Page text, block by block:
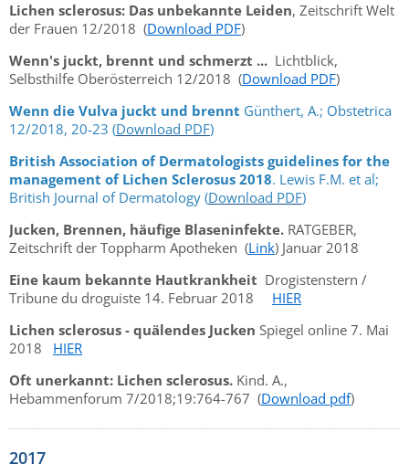
Lichen sclerosus: Das unbekannte Leiden, Zeitschrift Welt
der Frauen 12/2018 (Download PDF)
Wenn's juckt, brennt und schmerzt ... Lichtblick,
Selbsthilfe Oberösterreich 12/2018 (Download PDF)
Wenn die Vulva juckt und brennt Günthert, A.; Obstetrica
12/2018, 20-23 (Download PDF)
British Association of Dermatologists guidelines for the
management of Lichen Sclerosus 2018. Lewis F.M. et al;
British Journal of Dermatology (Download PDF)
Jucken, Brennen, häufige Blaseninfekte. RATGEBER,
Zeitschrift der Toppharm Apotheken (Link) Januar 2018
Eine kaum bekannte Hautkrankheit Drogistenstern /
Tribune du droguiste 14. Februar 2018 HIER
Lichen sclerosus - quälendes Jucken Spiegel online 7. Mai
2018 HIER
Oft unerkannt: Lichen sclerosus. Kind. A.,
Hebammenforum 7/2018;19:764-767 (Download pdf)
2017